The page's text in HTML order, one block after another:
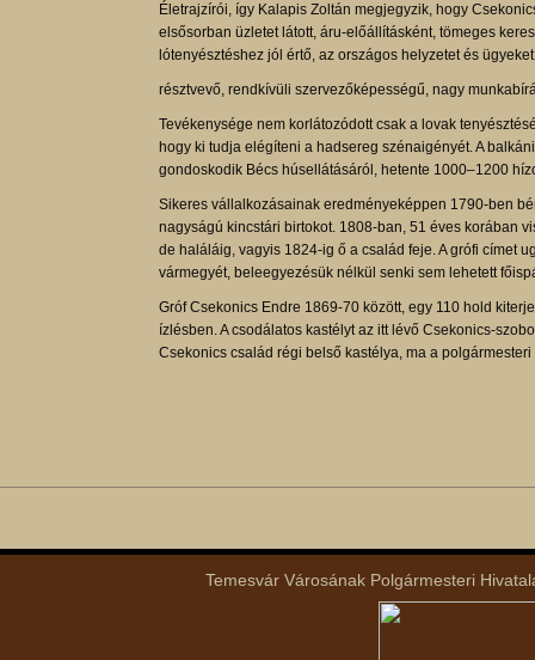
Életrajzírói, így Kalapis Zoltán megjegyzik, hogy
elsősorban üzletet látott, áru-előállításként, tömeges
lótenyésztéshez jól értő, az országos helyzetet és
résztvevő, rendkívüli szervezőképességű, nagy
Tevékenysége nem korlátozódott csak a lovak
hogy ki tudja elégíteni a hadsereg szénaigényét. A
gondoskodik Bécs húsellátásáról, hetente 1000–1200
Sikeres vállalkozásainak eredményeképpen 1790-ben
nagyságú kincstári birtokot. 1808-ban, 51 éves korában
de haláláig, vagyis 1824-ig ő a család feje. A grófi címet
vármegyét, beleegyezésük nélkül senki sem lehetett
Gróf Csekonics Endre 1869-70 között, egy 110 hold
ízlésben. A csodálatos kastélyt az itt lévő Csekonics-
Csekonics család régi belső kastélya, ma a
Temesvár Városának Polgármesteri